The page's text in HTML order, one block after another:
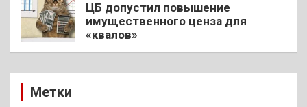
ЦБ допустил повышение
имущественного ценза для
«квалов»
Метки